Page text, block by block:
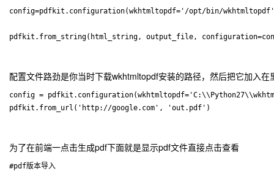
config=pdfkit.configuration(wkhtmltopdf='/opt/bin/
配置文件路劲是你当时下载wkhtmltopdf安装的路径，然后把它加入
config =
为了在前端一点击生成pdf下面就是显示pdf文件直接点击查看
#pdf版本导入